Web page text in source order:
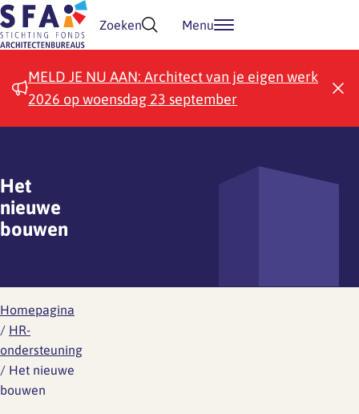
Doorgaan naar inhoud
Zoeken Menu
MELD JE NU AAN: Architect van je eigen werk
2026 op woensdag 23 september
Het
nieuwe
bouwen
Homepagina
/ HR-
ondersteuning
/ Het nieuwe
bouwen